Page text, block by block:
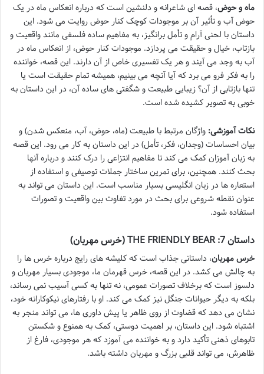
ماه و حوض، قصه ای شاعرانه و دلنشین است که درباره انعکاس ماه در یک
حوض آب و تأثیر آن بر موجودات کوچک کنار حوض روایت می شود. این
داستان با لحنی آرام و تأمل برانگیز، به مفاهیم ساده فلسفی مانند واقعیت و
بازتاب، خیال و حقیقت می پردازد. موجودات کنار حوض، از انعکاس ماه در
آب به وجد می آیند و هر یک تفسیری خاص از آن دارند. این قصه، خواننده
را به فکر فرو می برد که آیا آنچه می بینیم، همیشه تمام حقیقت است یا
تنها بازتابی از آن؟ زیبایی طبیعت و شگفتی های ساده آن، در این داستان به
خوبی به تصویر کشیده شده است.
نکات آموزشی: واژگان مرتبط با طبیعت (ماه، حوض، آب، منعکس شدن) و
بیان احساسات (وجدان، فکر، تأمل) در این داستان به کار می رود. این قصه
به زبان آموزان کمک می کند تا مفاهیم انتزاعی را درک کنند و درباره آنها
بحث کنند. همچنین، برای تمرین ساختار جملات توصیفی و استفاده از
استعاره ها در زبان انگلیسی بسیار مناسب است. این داستان می تواند به
عنوان نقطه شروعی برای بحث در مورد تفاوت بین واقعیت و تصورات
استفاده شود.
داستان 7: THE FRIENDLY BEAR (خرس مهربان)
خرس مهربان، داستانی جذاب است که کلیشه های رایج درباره خرس ها را
به چالش می کشد. در این قصه، خرس قهرمان ما، موجودی بسیار مهربان و
دلسوز است که برخلاف تصورات عمومی، نه تنها به کسی آسیب نمی رساند،
بلکه به دیگر حیوانات جنگل نیز کمک می کند. او با رفتارهای نیکوکارانه خود،
نشان می دهد که قضاوت از روی ظاهر یا پیش داوری ها، می تواند منجر به
اشتباه شود. این داستان، بر اهمیت دوستی، کمک به همنوع و شکستن
تابوهای ذهنی تأکید دارد و به خواننده می آموزد که هر موجودی، فارغ از
ظاهرش، می تواند قلبی بزرگ و مهربان داشته باشد.